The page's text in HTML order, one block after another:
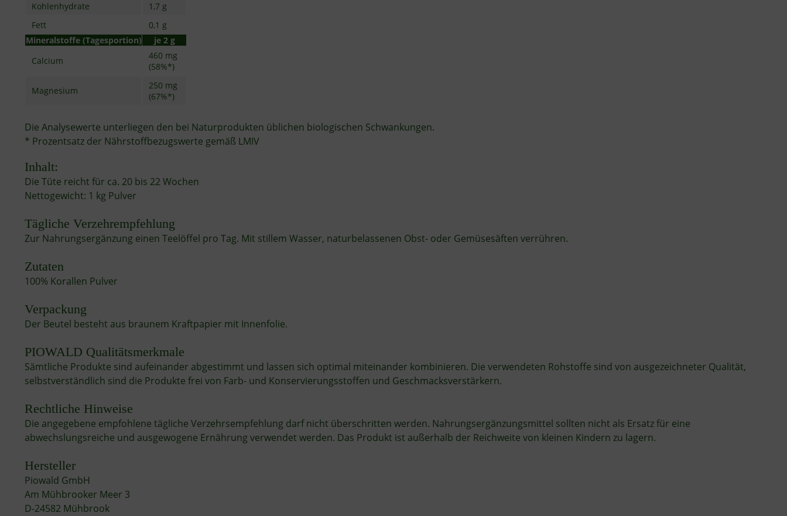
Kohlenhydrate
1,7 g
Fett
0,1 g
Mineralstoffe (Tagesportion)
je 2 g
Calcium
460 mg
(58%*)
Magnesium
250 mg
(67%*)
Die Analysewerte unterliegen den bei Naturprodukten üblichen biologischen Schwankungen.
* Prozentsatz der Nährstoffbezugswerte gemäß LMIV
Inhalt:
Die Tüte reicht für ca. 20 bis 22 Wochen
Nettogewicht: 1 kg Pulver
Tägliche Verzehrempfehlung
Zur Nahrungsergänzung einen Teelöffel pro Tag. Mit stillem Wasser, naturbelassenen Obst- oder Gemüsesäften verrühren.
Zutaten
100% Korallen Pulver
Verpackung
Der Beutel besteht aus braunem Kraftpapier mit Innenfolie.
PIOWALD Qualitätsmerkmale
Sämtliche Produkte sind aufeinander abgestimmt und lassen sich optimal miteinander kombinieren. Die verwendeten Rohstoffe sind von ausgezeichneter Qualität,
selbstverständlich sind die Produkte frei von Farb- und Konservierungsstoffen und Geschmacksverstärkern.
Rechtliche Hinweise
Die angegebene empfohlene tägliche Verzehrsempfehlung darf nicht überschritten werden. Nahrungsergänzungsmittel sollten nicht als Ersatz für eine
abwechslungsreiche und ausgewogene Ernährung verwendet werden. Das Produkt ist außerhalb der Reichweite von kleinen Kindern zu lagern.
Hersteller
Piowald GmbH
Am Mühbrooker Meer 3
D-24582 Mühbrook